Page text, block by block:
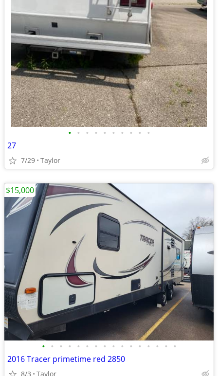
• • • • • • • • • •
27
7/29 Taylor
• • • • • • • • • • • • • • • •
2016 Tracer primetime red 2850
8/3 Taylor
$15,000